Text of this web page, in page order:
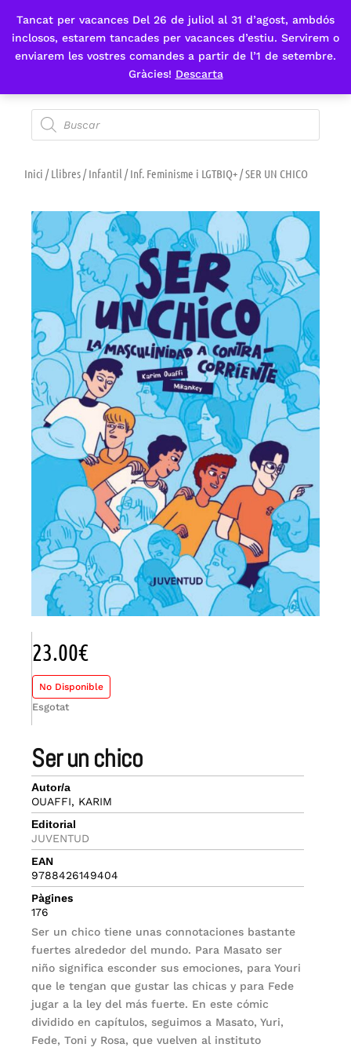
Tancat per vacances Del 26 de juliol al 31 d’agost, ambdós
inclosos, estarem tancades per vacances d’estiu. Servirem o
enviarem les vostres comandes a partir de l’1 de setembre.
Gràcies! Descarta
Fes-te'n sòcia
Inici /Llibres/Infantil /Inf. Feminisme i LGTBIQ+/ SER UN CHICO
ser un chico
Autor/a
OUAFFI, KARIM
Editorial
JUVENTUD
EAN
9788426149404
Pàgines
176
Ser un chico tiene unas connotaciones bastante
fuertes alrededor del mundo. Para Masato ser
niño significa esconder sus emociones, para Youri
que le tengan que gustar las chicas y para Fede
jugar a la ley del más fuerte. En este cómic
dividido en capítulos, seguimos a Masato, Yuri,
Fede, Toni y Rosa, que vuelven al instituto
23.00€
No Disponible
Esgotat